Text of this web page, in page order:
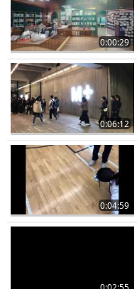
0:00:29
0:06:12
0:04:59
0:02:55